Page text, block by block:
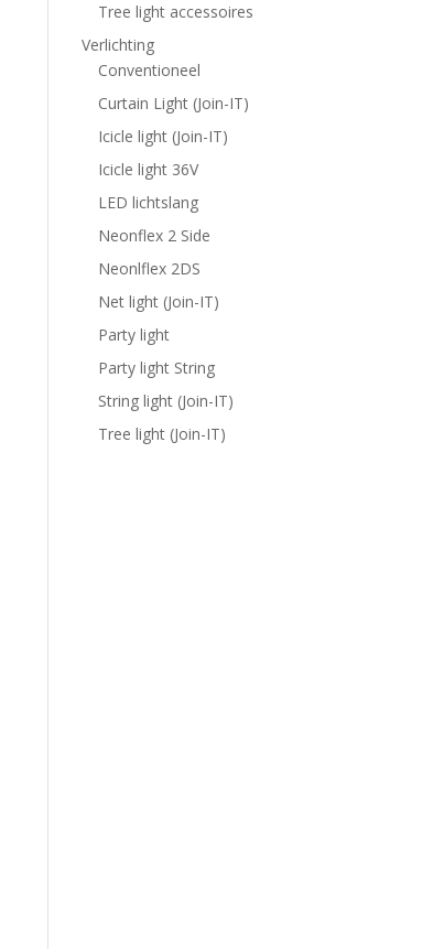
Tree light accessoires
Verlichting
Conventioneel
Curtain Light (Join-IT)
Icicle light (Join-IT)
Icicle light 36V
LED lichtslang
Neonflex 2 Side
Neonlflex 2DS
Net light (Join-IT)
Party light
Party light String
String light (Join-IT)
Tree light (Join-IT)